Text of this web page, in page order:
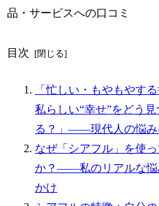
品・サービスへの口コミ
目次
「忙しい・もやもやする
私らしい“幸せ”をどう見
る？」――現代人の悩み
なぜ「シアフル」を使
か？——私のリアルな悩
かけ